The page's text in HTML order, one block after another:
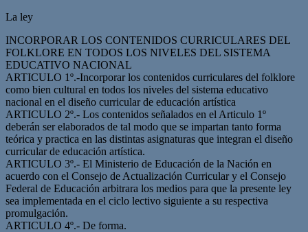
La ley
INCORPORAR LOS CONTENIDOS CURRICULARES DEL
FOLKLORE EN TODOS LOS NIVELES DEL SISTEMA
EDUCATIVO NACIONAL
ARTICULO 1º.-Incorporar los contenidos curriculares del folklore
como bien cultural en todos los niveles del sistema educativo
nacional en el diseño curricular de educación artística
ARTICULO 2º.- Los contenidos señalados en el Articulo 1º
deberán ser elaborados de tal modo que se impartan tanto forma
teórica y practica en las distintas asignaturas que integran el diseño
curricular de educación artística.
ARTICULO 3º.- El Ministerio de Educación de la Nación en
acuerdo con el Consejo de Actualización Curricular y el Consejo
Federal de Educación arbitrara los medios para que la presente ley
sea implementada en el ciclo lectivo siguiente a su respectiva
promulgación.
ARTICULO 4º.- De forma.